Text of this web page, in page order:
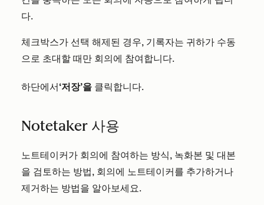
다.
체크박스가 선택 해제된 경우, 기록자는 귀하가 수동
으로 초대할 때만 회의에 참여합니다.
하단에서‘저장’을 클릭합니다.
Notetaker 사용
노트테이커가 회의에 참여하는 방식, 녹화본 및 대본
을 검토하는 방법, 회의에 노트테이커를 추가하거나
제거하는 방법을 알아보세요.